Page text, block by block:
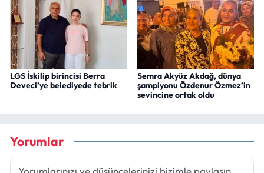
LGS İskilip birincisi Berra
Deveci’ye belediyede tebrik
Semra Akyüz Akdağ, dünya
şampiyonu Özdenur Özmez’in
sevincine ortak oldu
Yorumlar